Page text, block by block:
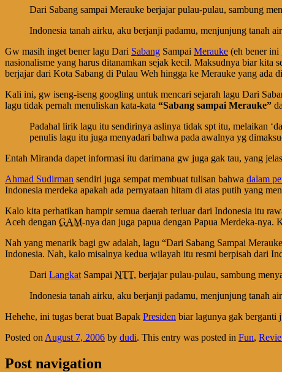
Dari Sabang sampai Merauke berjajar pulau-pulau, sambung
Indonesia tanah airku, aku berjanji padamu, menjunjung tanah
Gw masih inget bener lagu Dari Sabang Sampai Merauke (eh bener
nasionalisme yang harus ditanamkan sejak kecil. Maksudnya biar
berjajar dari Kota Sabang di Pulau Weh hingga ke Merauke yang ada
Kali ini, gw iseng-iseng googling untuk mencari sejarah lagu Dari
lagu tidak pernah menuliskan kata-kata “Sabang sampai Merauke”
Padahal lirik lagu itu sendirinya aslinya tidak spt itu, melaikan
penulis lagu itu juga menyadari bahwa pada awalnya yg
Entah Miranda dapet informasi itu darimana gw juga gak tau, yang
Ahmad Sudirman sendiri juga sempat membuat tulisan bahwa dalam
Indonesia merdeka apakah ada pernyataan hitam di atas putih yang
Kalo kita perhatikan hampir semua daerah terluar dari Indonesia itu
Aceh dengan GAM-nya dan juga papua dengan Papua Merdeka-nya.
Nah yang menarik bagi gw adalah, lagu “Dari Sabang Sampai
Indonesia. Nah, kalo misalnya kedua wilayah itu resmi berpisah dari
Dari Langkat Sampai NTT, berjajar pulau-pulau, sambung
Indonesia tanah airku, aku berjanji padamu, menjunjung tanah
Hehehe, ini tugas berat buat Bapak Presiden biar lagunya gak berganti
Posted on August 7, 2006 by dudi. This entry was posted in Fun,
Post navigation